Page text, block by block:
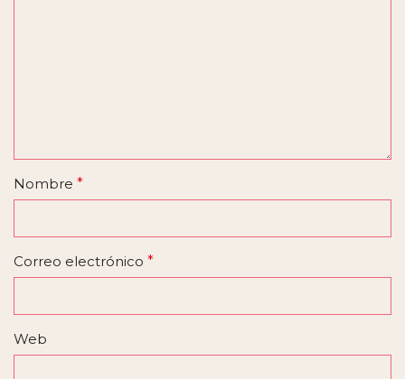
Nombre *
Correo electrónico *
Web